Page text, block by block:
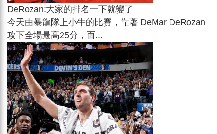
DeRozan:大家的排名一下就變了
今天由暴龍隊上小牛的比賽，靠著 DeMar DeRozan
攻下全場最高25分，而...